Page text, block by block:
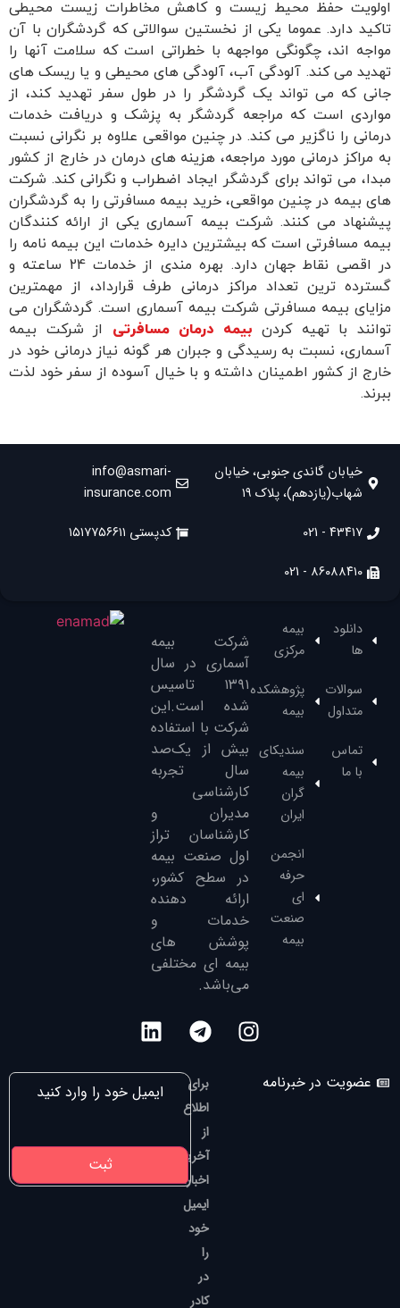
اولویت حفظ محیط زیست و کاهش مخاطرات زیست محیطی
تاکید دارد. عموما یکی از نخستین سوالاتی که گردشگران با آن
مواجه اند، چگونگی مواجهه با خطراتی است که سلامت آنها را
تهدید می کند. آلودگی آب، آلودگی های محیطی و یا ریسک های
جانی که می تواند یک گردشگر را در طول سفر تهدید کند، از
مواردی است که مراجعه گردشگر به پزشک و دریافت خدمات
درمانی را ناگزیر می کند. در چنین مواقعی علاوه بر نگرانی نسبت
به مراکز درمانی مورد مراجعه، هزینه های درمان در خارج از کشور
مبدا، می تواند برای گردشگر ایجاد اضطراب و نگرانی کند. شرکت
های بیمه در چنین مواقعی، خرید بیمه مسافرتی را به گردشگران
پیشنهاد می کنند. شرکت بیمه آسماری یکی از ارائه کنندگان
بیمه مسافرتی است که بیشترین دایره خدمات این بیمه نامه را
در اقصی نقاط جهان دارد. بهره مندی از خدمات 24 ساعته و
گسترده ترین تعداد مراکز درمانی طرف قرارداد، از مهمترین
مزایای بیمه مسافرتی شرکت بیمه آسماری است. گردشگران می
توانند با تهیه کردن بیمه درمان مسافرتی از شرکت بیمه
آسماری، نسبت به رسیدگی و جبران هر گونه نیاز درمانی خود در
خارج از کشور اطمینان داشته و با خیال آسوده از سفر خود لذت
ببرند.
خیابان گاندی جنوبی، خیابان
شهاب(یازدهم)، پلاک ۱۹
۴۳۴۱۷ - 021
۸۶۰۸۸۴۱۰ - 021
info@asmari-
insurance.com
کدپستی ۱۵۱۷۷۵۶۶۱۱
دانلود
ها
سوالات
متداول
تماس
با ما
بیمه
مرکزی
پژوهشکده
بیمه
سندیکای
بیمه
گران
ایران
انجمن
حرفه
ای
صنعت
بیمه
شرکت بیمه
آسماری در سال
۱۳۹۱‌ تاسیس
شده است.این
شرکت با استفاده
بیش از یک‌صد
سال تجربه
کارشناسی
مدیران و
کارشناسان تراز
‌اول صنعت بیمه
در سطح کشور،
ارائه دهنده
خدمات و
پوشش های
بیمه ای مختلفی
می‌باشد.
عضویت در خبرنامه
برای
اطلاع
از
آخرین
اخبار،
ایمیل
خود
را
در
کادر